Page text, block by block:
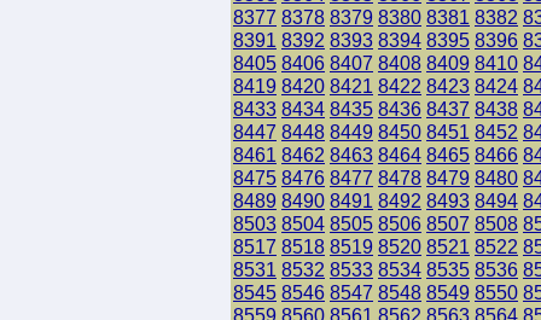
8377 8378 8379 8380 8381 8382
8391 8392 8393 8394 8395 8396
8405 8406 8407 8408 8409 8410
8419 8420 8421 8422 8423 8424
8433 8434 8435 8436 8437 8438
8447 8448 8449 8450 8451 8452
8461 8462 8463 8464 8465 8466
8475 8476 8477 8478 8479 8480
8489 8490 8491 8492 8493 8494
8503 8504 8505 8506 8507 8508
8517 8518 8519 8520 8521 8522
8531 8532 8533 8534 8535 8536
8545 8546 8547 8548 8549 8550
8559 8560 8561 8562 8563 8564